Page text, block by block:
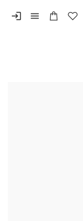
menu
login